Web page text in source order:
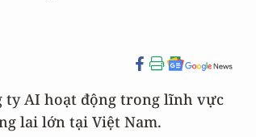
ty AI hoạt động trong lĩnh vực
lai lớn tại Việt Nam.